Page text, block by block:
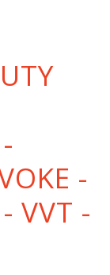
-
VVT -